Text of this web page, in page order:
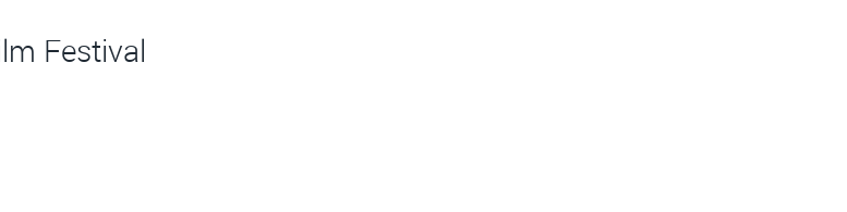
Festival